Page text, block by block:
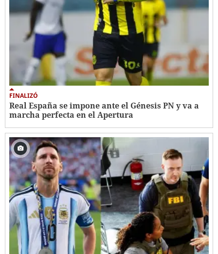
FINALIZÓ
Real España se impone ante el Génesis PN y va a
marcha perfecta en el Apertura